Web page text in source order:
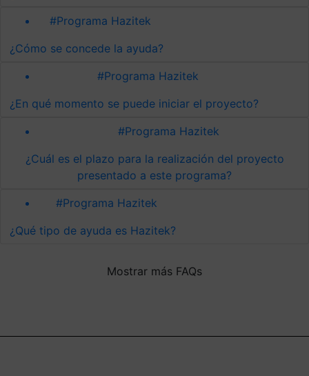
#Programa Hazitek
¿Cómo se concede la ayuda?
#Programa Hazitek
¿En qué momento se puede iniciar el proyecto?
#Programa Hazitek
¿Cuál es el plazo para la realización del proyecto
presentado a este programa?
#Programa Hazitek
¿Qué tipo de ayuda es Hazitek?
Mostrar más FAQs